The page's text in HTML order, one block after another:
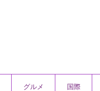
グルメ 国際